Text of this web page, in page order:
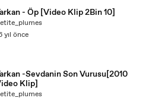
- Öp [Video Klip 2Bin 10]
yıl önce
-Sevdanin Son Vurusu[2010
Klip]